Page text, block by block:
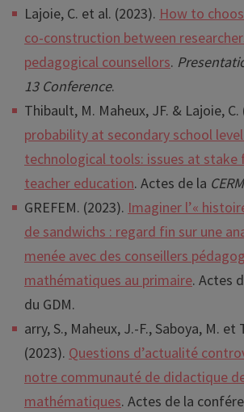
Lajoie, C. et al. (2023). How to
co-construction between
pedagogical counsellors.
13 Conference.
Thibault, M. Maheux, JF. & Lajoie, C.
probability at secondary school
technological tools: issues at stake
teacher education. Actes de la
GREFEM. (2023). Imaginer l’«
de sandwichs : regard fin sur une
menée avec des conseillers
mathématiques au primaire. Actes
du GDM.
arry, S., Maheux, J.-F., Saboya, M. et
(2023). Questions d’actualité
notre communauté de didactique
mathématiques. Actes de la